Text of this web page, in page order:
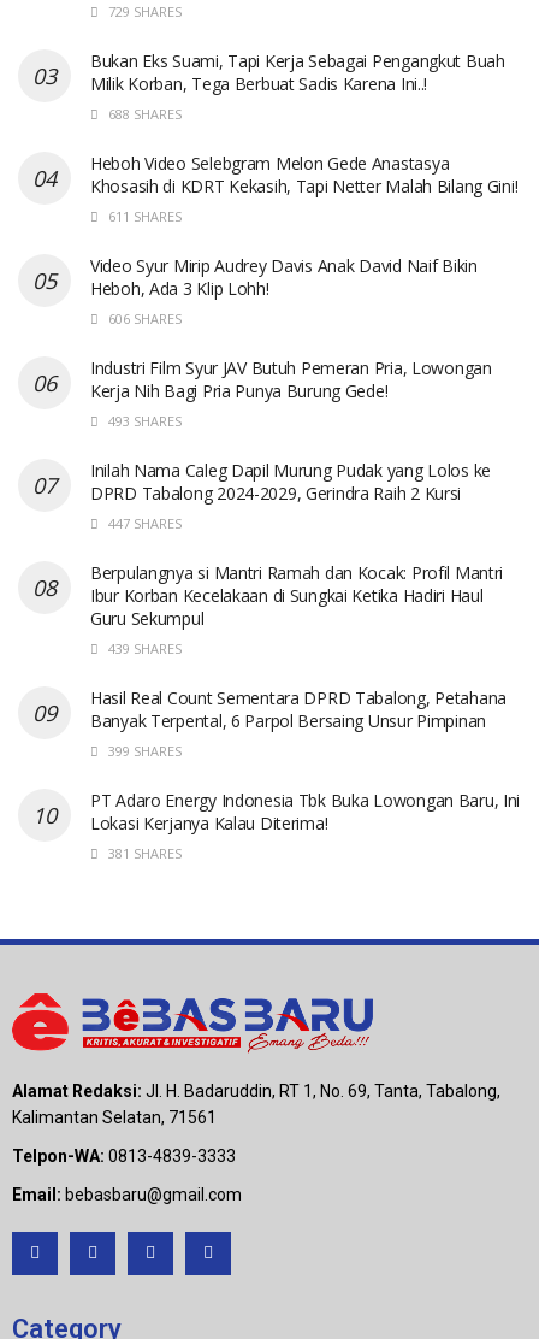
729 SHARES
Bukan Eks Suami, Tapi Kerja Sebagai Pengangkut Buah
Milik Korban, Tega Berbuat Sadis Karena Ini..!
688 SHARES
Heboh Video Selebgram Melon Gede Anastasya
Khosasih di KDRT Kekasih, Tapi Netter Malah Bilang Gini!
611 SHARES
Video Syur Mirip Audrey Davis Anak David Naif Bikin
Heboh, Ada 3 Klip Lohh!
606 SHARES
Industri Film Syur JAV Butuh Pemeran Pria, Lowongan
Kerja Nih Bagi Pria Punya Burung Gede!
493 SHARES
Inilah Nama Caleg Dapil Murung Pudak yang Lolos ke
DPRD Tabalong 2024-2029, Gerindra Raih 2 Kursi
447 SHARES
Berpulangnya si Mantri Ramah dan Kocak: Profil Mantri
Ibur Korban Kecelakaan di Sungkai Ketika Hadiri Haul
Guru Sekumpul
439 SHARES
Hasil Real Count Sementara DPRD Tabalong, Petahana
Banyak Terpental, 6 Parpol Bersaing Unsur Pimpinan
399 SHARES
PT Adaro Energy Indonesia Tbk Buka Lowongan Baru, Ini
Lokasi Kerjanya Kalau Diterima!
381 SHARES
Alamat Redaksi: Jl. H. Badaruddin, RT 1, No. 69, Tanta, Tabalong,
Kalimantan Selatan, 71561
Telpon-WA: 0813-4839-3333
Email: bebasbaru@gmail.com
Category